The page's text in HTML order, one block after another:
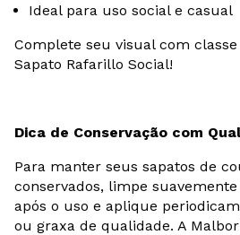
Ideal para uso social e casual
Complete seu visual com
Sapato Rafarillo Social!
Dica de Conservação com
Para manter seus sapatos de
conservados, limpe
após o uso e aplique
ou graxa de qualidade. A